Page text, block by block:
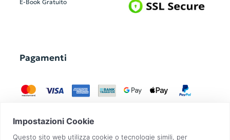
E-Book Gratuito
Pagamenti